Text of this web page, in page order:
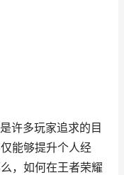
许多玩家追求的目
能够提升个人经
，如何在王者荣耀